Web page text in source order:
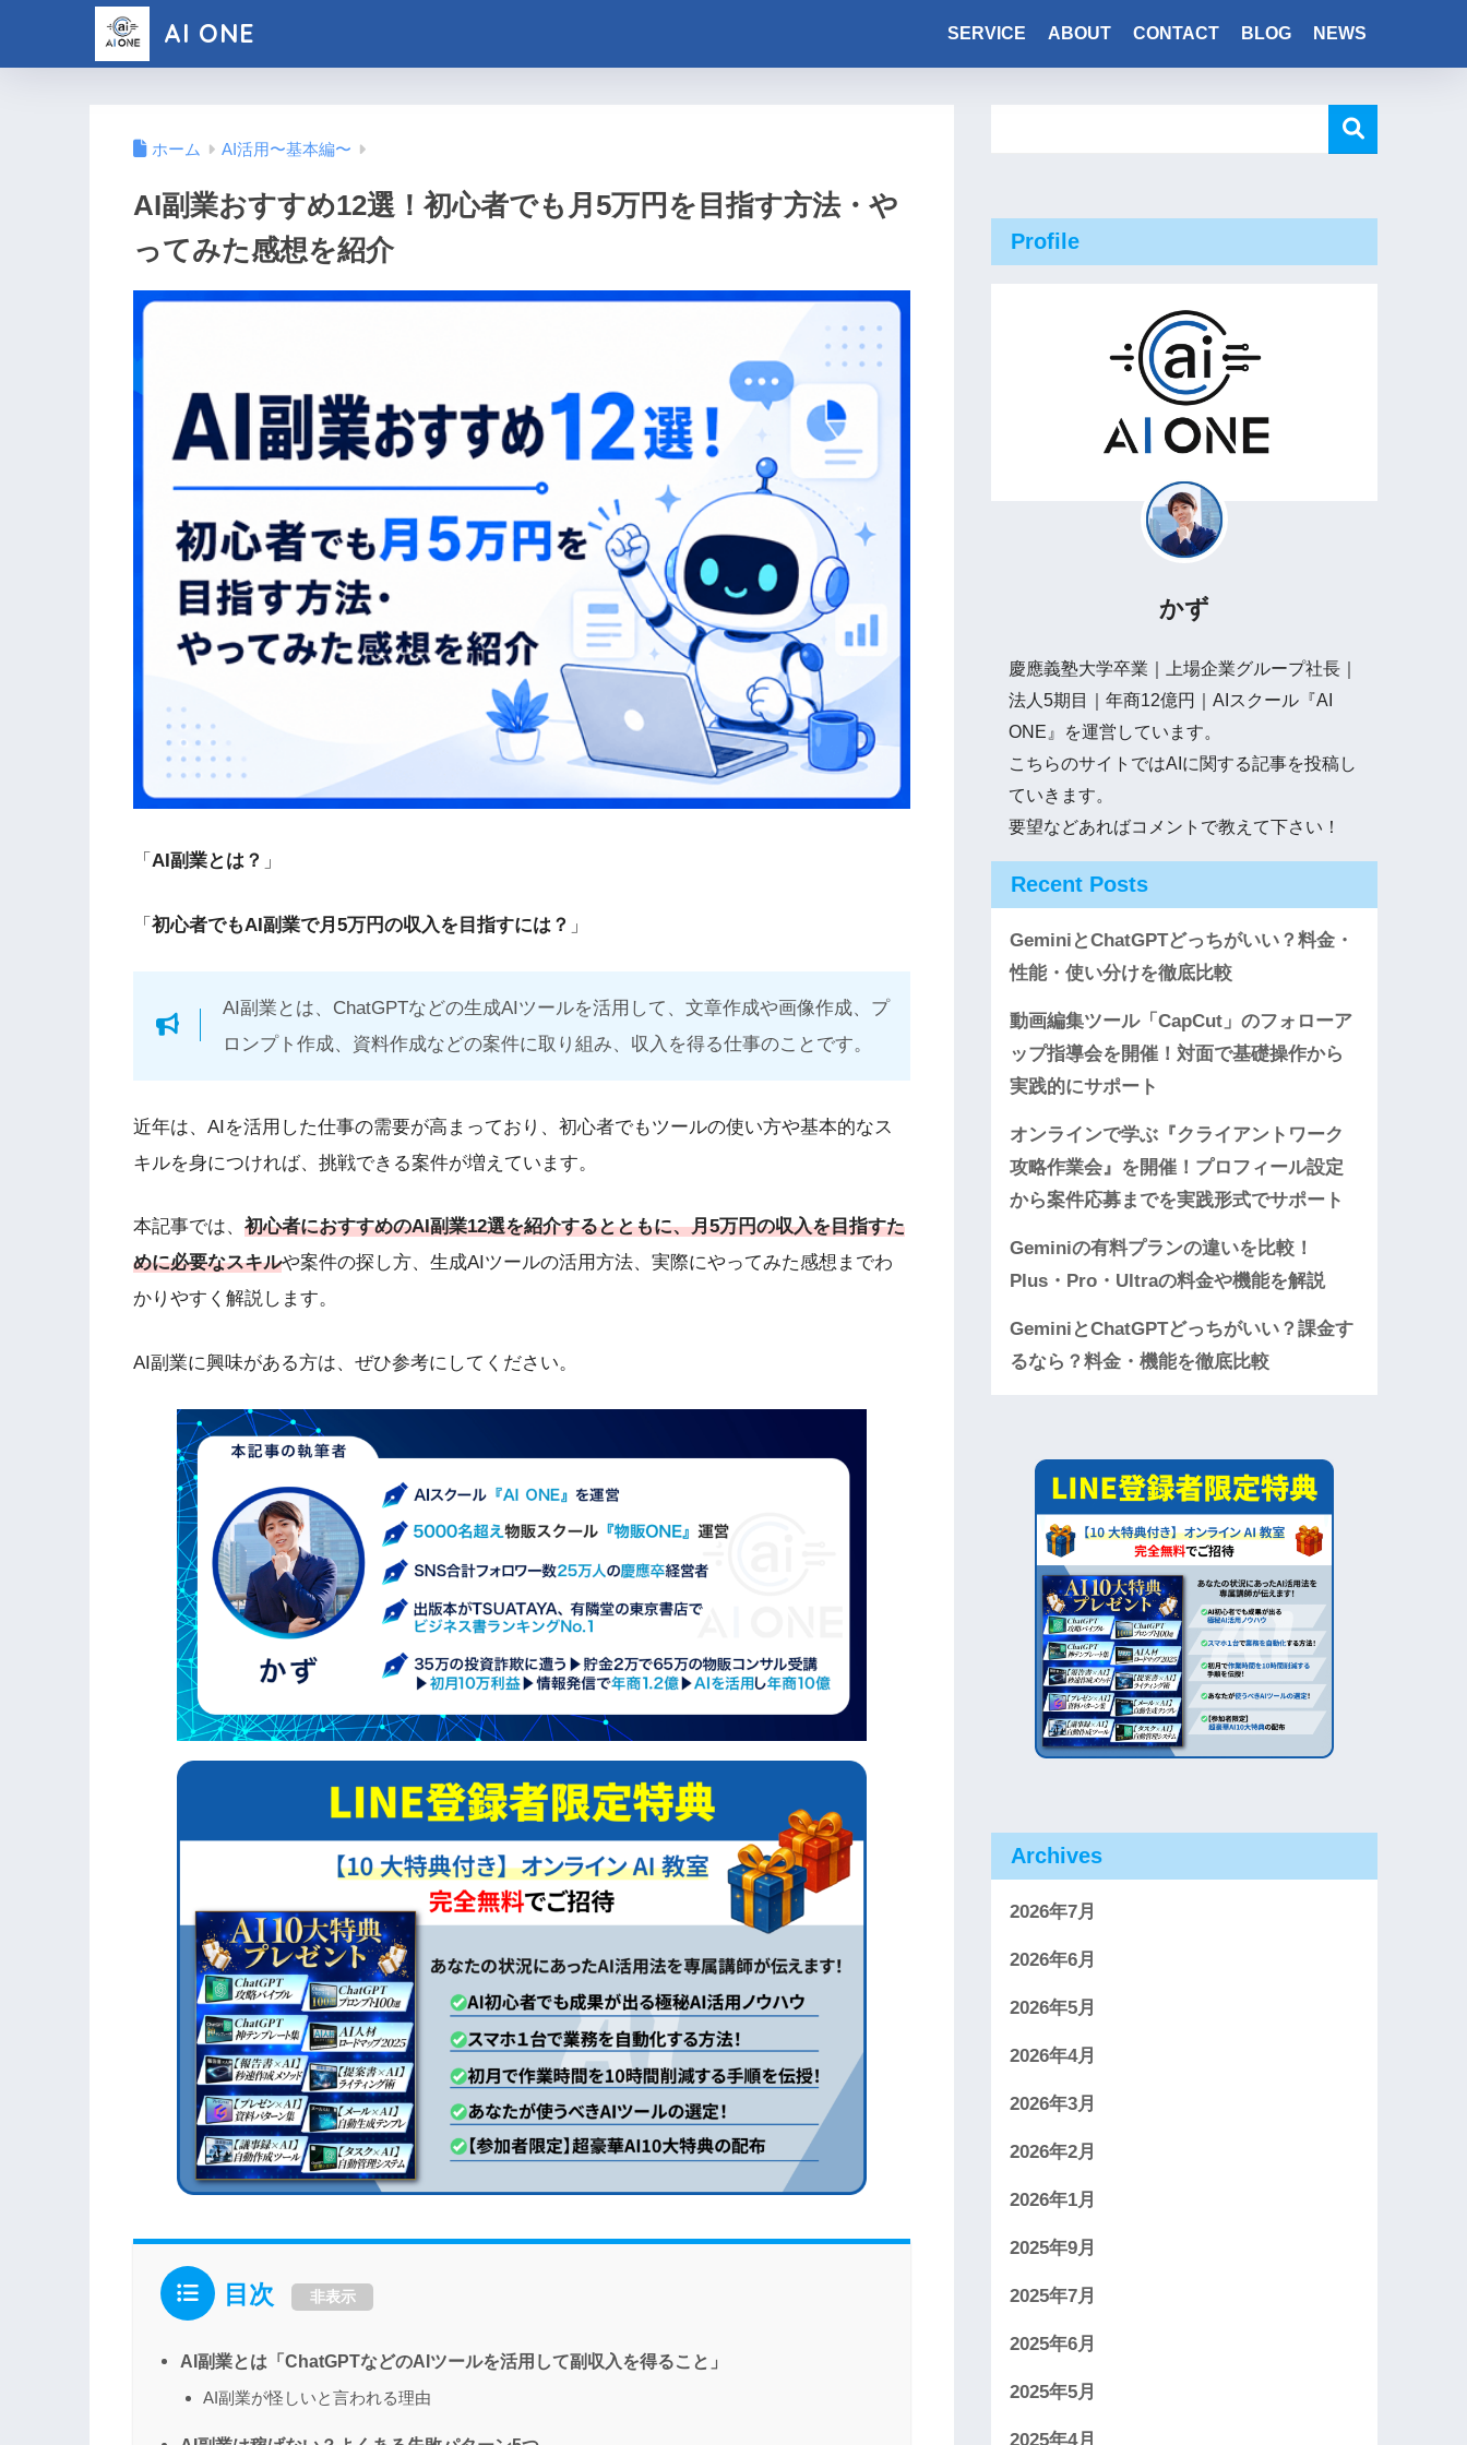
AI ONE SERVICE ABOUT CONTACT BLOG NEWS
ホーム AI活用〜基本編〜
AI副業おすすめ12選！初心者でも月5万円を目指す方法・や
ってみた感想を紹介
「 AI副業とは？ 」
「 初心者でもAI副業で月5万円の収入を目指すには？ 」
AI副業とは、ChatGPTなどの生成AIツールを活用して、文章作成や画像作成、プ
ロンプト作成、資料作成などの案件に取り組み、収入を得る仕事のことです。
近年は、AIを活用した仕事の需要が高まっており、初心者でもツールの使い方や基本的なス
キルを身につければ、挑戦できる案件が増えています。
本記事では、 初心者におすすめのAI副業12選を紹介するとともに、月5万円の収入を目指すた
めに必要なスキルや案件の探し方、生成AIツールの活用方法、実際にやってみた感想までわ
かりやすく解説します。
AI副業に興味がある方は、ぜひ参考にしてください。
目次 非表示
AI副業とは「ChatGPTなどのAIツールを活用して副収入を得ること」
AI副業が怪しいと言われる理由
Profile
かず
慶應義塾大学卒業｜上場企業グループ社長｜
法人5期目｜年商12億円｜AIスクール『AI
ONE』を運営しています。
こちらのサイトではAIに関する記事を投稿し
ていきます。
要望などあればコメントで教えて下さい！
Recent Posts
GeminiとChatGPTどっちがいい？料金・
性能・使い分けを徹底比較
動画編集ツール「CapCut」のフォローア
ップ指導会を開催！対面で基礎操作から
実践的にサポート
オンラインで学ぶ『クライアントワーク
攻略作業会』を開催！プロフィール設定
から案件応募までを実践形式でサポート
Geminiの有料プランの違いを比較！
Plus・Pro・Ultraの料金や機能を解説
GeminiとChatGPTどっちがいい？課金す
るなら？料金・機能を徹底比較
Archives
2026年7月
2026年6月
2026年5月
2026年4月
2026年3月
2026年2月
2026年1月
2025年9月
2025年7月
2025年6月
2025年5月
2025年4月